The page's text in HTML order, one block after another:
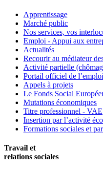
Apprentissage
Marché public
Nos services, vos
Emploi - Appui aux
Actualités
Recourir au médiateur
Activité partielle
Portail officiel de
Appels à projets
Le Fonds Social
Mutations économiques
Titre professionnel - VAE
Insertion par l’activité
Formations sociales et
Travail et
relations sociales